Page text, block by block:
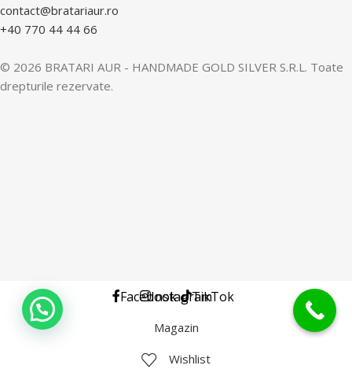
contact@bratariaur.ro
+40 770 44 44 66
© 2026 BRATARI AUR - HANDMADE GOLD SILVER S.R.L. Toate
drepturile rezervate.
FacebookInstagramTikTok
Magazin
Wishlist